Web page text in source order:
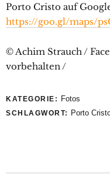
Porto Cristo auf
https://goo.gl/maps/
© Achim Strauch /
vorbehalten /
KATEGORIE: Fotos
SCHLAGWORT: Porto